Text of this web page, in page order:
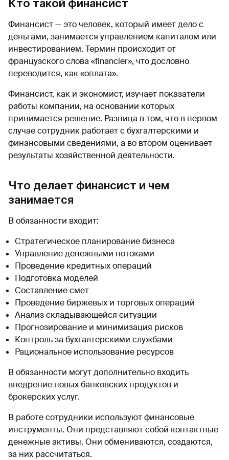
Кто такой финансист
Финансист — это человек, который имеет дело с
деньгами, занимается управлением капиталом или
инвестированием. Термин происходит от
французского слова «financier», что дословно
переводится, как «оплата».
Финансист, как и экономист, изучает показатели
работы компании, на основании которых
принимается решение. Разница в том, что в первом
случае сотрудник работает с бухгалтерскими и
финансовыми сведениями, а во втором оценивает
результаты хозяйственной деятельности.
Что делает финансист и чем
занимается
В обязанности входит:
Стратегическое планирование бизнеса
Управление денежными потоками
Проведение кредитных операций
Подготовка моделей
Составление смет
Проведение биржевых и торговых операций
Анализ складывающейся ситуации
Прогнозирование и минимизация рисков
Контроль за бухгалтерскими службами
Рациональное использование ресурсов
В обязанности могут дополнительно входить
внедрение новых банковских продуктов и
брокерских услуг.
В работе сотрудники используют финансовые
инструменты. Они представляют собой контактные
денежные активы. Они обмениваются, создаются,
за них рассчитаться.